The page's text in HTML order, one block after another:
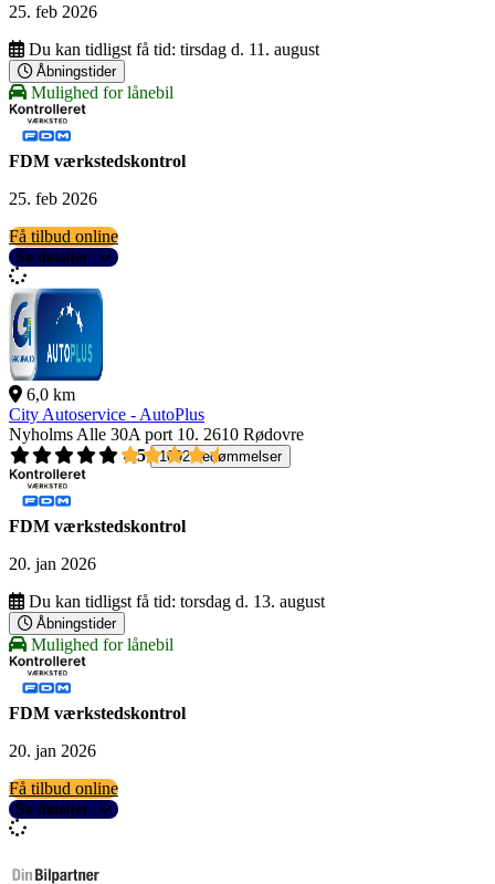
25. feb 2026
Du kan tidligst få tid: tirsdag d. 11. august
Åbningstider
Mulighed for lånebil
FDM værkstedskontrol
25. feb 2026
Få tilbud online
Se detaljer
6,0 km
City Autoservice - AutoPlus
Nyholms Alle 30A port 10. 2610 Rødovre
4,5
1092 bedømmelser
FDM værkstedskontrol
20. jan 2026
Du kan tidligst få tid: torsdag d. 13. august
Åbningstider
Mulighed for lånebil
FDM værkstedskontrol
20. jan 2026
Få tilbud online
Se detaljer